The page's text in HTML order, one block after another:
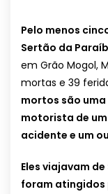
Pelo menos
Sertão da
em Grão Mogol,
mortas e 39
mortos são uma
motorista de
acidente e um
Eles viajavam
foram atingidos